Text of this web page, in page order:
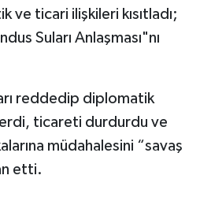
ve ticari ilişkileri kısıtladı;
Suları Anlaşması"nı
reddedip diplomatik
verdi, ticareti durdurdu ve
müdahalesini “savaş
etti.